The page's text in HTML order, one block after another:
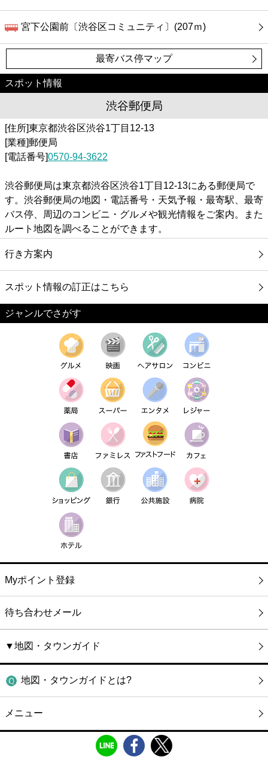
宮下公園前〔渋谷区コミュニティ〕(207ｍ)
最寄バス停マップ
スポット情報
渋谷郵便局
[住所]東京都渋谷区渋谷1丁目12-13
[業種]郵便局
[電話番号]0570-94-3622
渋谷郵便局は東京都渋谷区渋谷1丁目12-13にある郵便局で
す。渋谷郵便局の地図・電話番号・天気予報・最寄駅、最寄
バス停、周辺のコンビニ・グルメや観光情報をご案内。また
ルート地図を調べることができます。
行き方案内
スポット情報の訂正はこちら
ジャンルでさがす
Myポイント登録
待ち合わせメール
▼地図・タウンガイド
地図・タウンガイドとは?
メニュー